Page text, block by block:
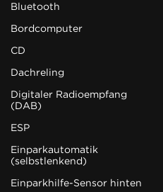
Bluetooth
Bordcomputer
CD
Dachreling
Digitaler Radioempfang
(DAB)
ESP
Einparkautomatik
(selbstlenkend)
Einparkhilfe-Sensor hinten